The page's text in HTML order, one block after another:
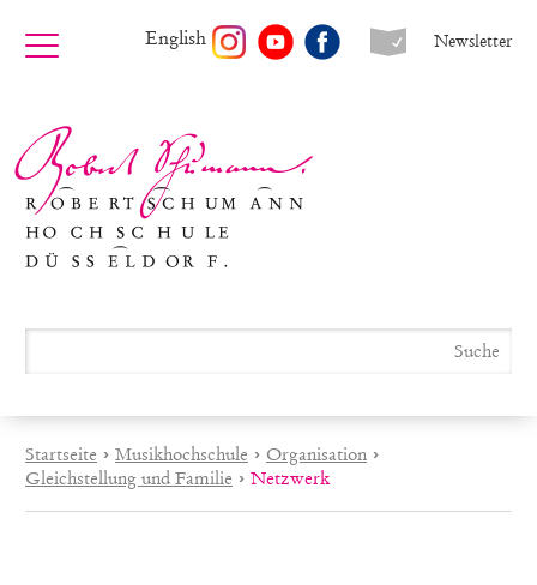
Newsletter
English
Startseite › Musikhochschule › Organisation ›
Gleichstellung und Familie › Netzwerk